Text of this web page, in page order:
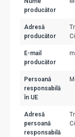
producător
Adresă
producător
E-mail
producător
Persoană
responsabilă
în UE
Adresă
persoană
responsabilă